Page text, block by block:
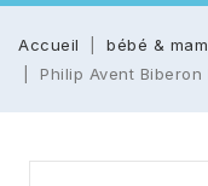
Accueil bébé &
Philip Avent Biberon